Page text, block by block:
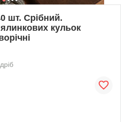
шт. Срібний.
кульок